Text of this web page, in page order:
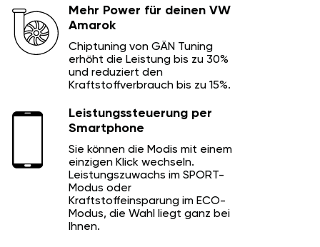
Mehr Power für deinen VW
Amarok
Chiptuning von GÄN Tuning
erhöht die Leistung bis zu 30%
und reduziert den
Kraftstoffverbrauch bis zu 15%.
Leistungssteuerung per
Smartphone
Sie können die Modis mit einem
einzigen Klick wechseln.
Leistungszuwachs im SPORT-
Modus oder
Kraftstoffeinsparung im ECO-
Modus, die Wahl liegt ganz bei
Ihnen.